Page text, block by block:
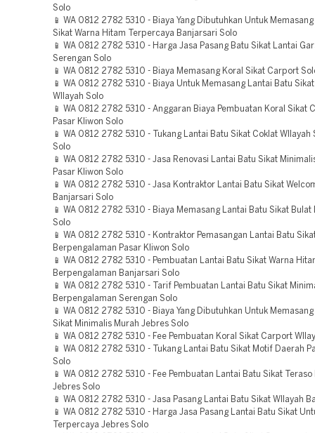
Solo
📱 WA 0812 2782 5310 - Biaya Yang Dibutuhkan Untuk
Sikat Warna Hitam Terpercaya Banjarsari Solo
📱 WA 0812 2782 5310 - Harga Jasa Pasang Batu Sikat Lantai
Serengan Solo
📱 WA 0812 2782 5310 - Biaya Memasang Koral Sikat Carport
📱 WA 0812 2782 5310 - Biaya Untuk Memasang Lantai Batu
WIlayah Solo
📱 WA 0812 2782 5310 - Anggaran Biaya Pembuatan Koral Sikat
Pasar Kliwon Solo
📱 WA 0812 2782 5310 - Tukang Lantai Batu Sikat Coklat WIlayah
Solo
📱 WA 0812 2782 5310 - Jasa Renovasi Lantai Batu Sikat
Pasar Kliwon Solo
📱 WA 0812 2782 5310 - Jasa Kontraktor Lantai Batu Sikat
Banjarsari Solo
📱 WA 0812 2782 5310 - Biaya Memasang Lantai Batu Sikat Bulat
Solo
📱 WA 0812 2782 5310 - Kontraktor Pemasangan Lantai Batu
Berpengalaman Pasar Kliwon Solo
📱 WA 0812 2782 5310 - Pembuatan Lantai Batu Sikat Warna
Berpengalaman Banjarsari Solo
📱 WA 0812 2782 5310 - Tarif Pembuatan Lantai Batu Sikat
Berpengalaman Serengan Solo
📱 WA 0812 2782 5310 - Biaya Yang Dibutuhkan Untuk
Sikat Minimalis Murah Jebres Solo
📱 WA 0812 2782 5310 - Fee Pembuatan Koral Sikat Carport
📱 WA 0812 2782 5310 - Tukang Lantai Batu Sikat Motif Daerah
Solo
📱 WA 0812 2782 5310 - Fee Pembuatan Lantai Batu Sikat Teraso
Jebres Solo
📱 WA 0812 2782 5310 - Jasa Pasang Lantai Batu Sikat WIlayah
📱 WA 0812 2782 5310 - Harga Jasa Pasang Lantai Batu Sikat
Terpercaya Jebres Solo